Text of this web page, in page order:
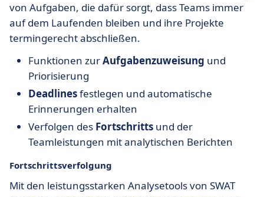
von Aufgaben, die dafür sorgt, dass Teams immer
auf dem Laufenden bleiben und ihre Projekte
termingerecht abschließen.
Funktionen zurAufgabenzuweisung und
Priorisierung
Deadlinesfestlegen und automatische
Erinnerungen erhalten
Verfolgen des Fortschritts und der
Teamleistungen mit analytischen Berichten
Fortschrittsverfolgung
Mit den leistungsstarken Analysetools von SWAT